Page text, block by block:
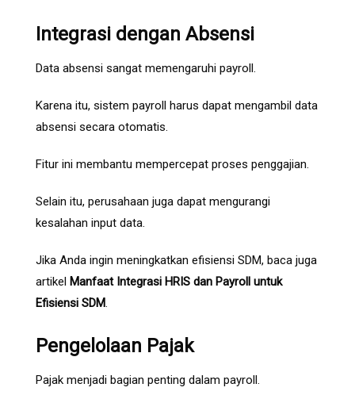
Integrasi dengan Absensi
Data absensi sangat memengaruhi payroll.
Karena itu, sistem payroll harus dapat mengambil data
absensi secara otomatis.
Fitur ini membantu mempercepat proses penggajian.
Selain itu, perusahaan juga dapat mengurangi
kesalahan input data.
Jika Anda ingin meningkatkan efisiensi SDM, baca juga
artikel Manfaat Integrasi HRIS dan Payroll untuk
Efisiensi SDM.
Pengelolaan Pajak
Pajak menjadi bagian penting dalam payroll.